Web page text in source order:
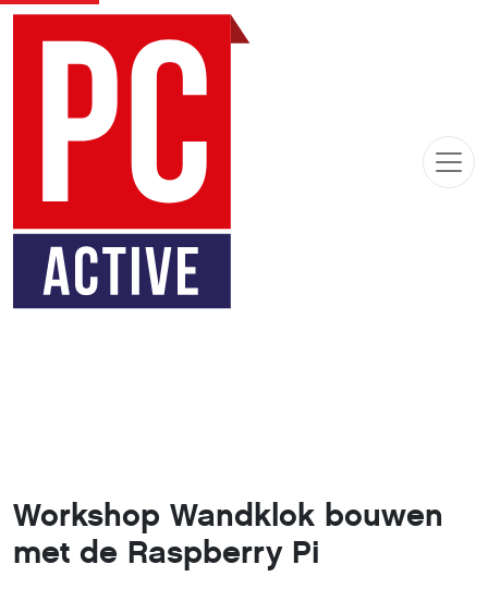
Workshop Wandklok bouwen
met de Raspberry Pi